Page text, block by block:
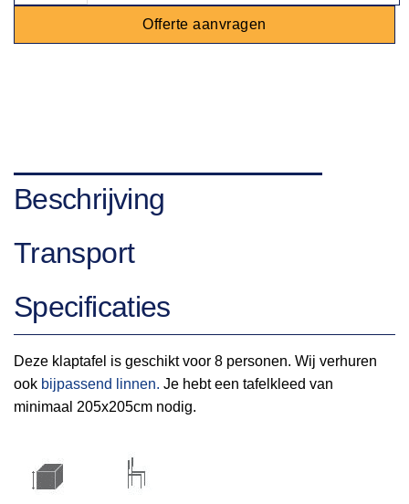
Offerte aanvragen
Beschrijving
Transport
Specificaties
Deze klaptafel is geschikt voor 8 personen. Wij verhuren
ook bijpassend linnen. Je hebt een tafelkleed van
minimaal 205x205cm nodig.